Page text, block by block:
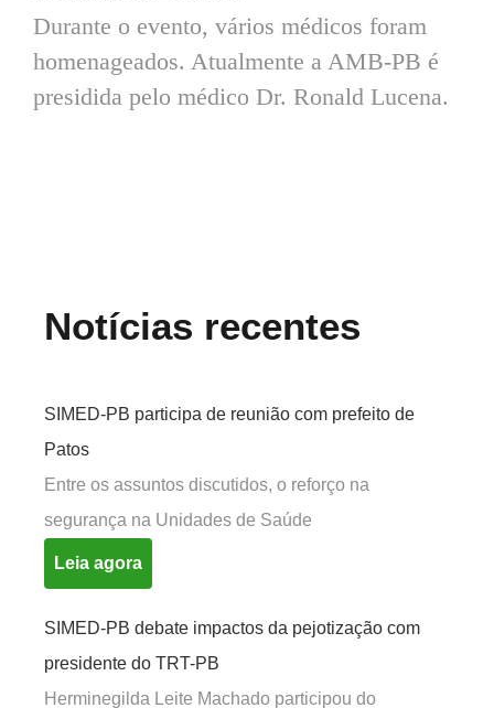
Durante o evento, vários médicos foram
homenageados. Atualmente a AMB-PB é
presidida pelo médico Dr. Ronald Lucena.
Notícias recentes
SIMED-PB participa de reunião com prefeito de
Patos
Entre os assuntos discutidos, o reforço na
segurança na Unidades de Saúde
Leia agora
SIMED-PB debate impactos da pejotização com
presidente do TRT-PB
Herminegilda Leite Machado participou do